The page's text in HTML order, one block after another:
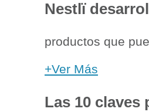
Nestlï
productos que
+Ver Más
Las 10 claves